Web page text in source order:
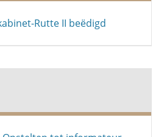
Rutte II beëdigd